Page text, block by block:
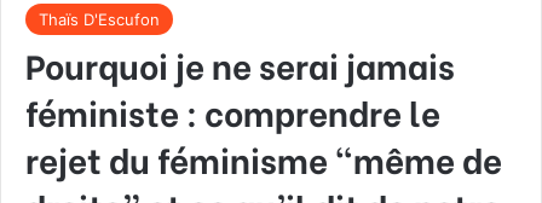
Thaïs D'Escufon
Pourquoi je ne serai jamais
féministe : comprendre le
rejet du féminisme “même de